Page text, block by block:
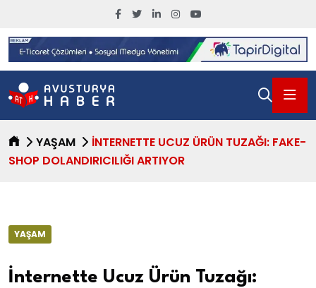
YAŞAM
İNTERNETTE UCUZ ÜRÜN TUZAĞI: FAKE-
SHOP DOLANDIRICILIĞI ARTIYOR
YAŞAM
İnternette Ucuz Ürün Tuzağı: